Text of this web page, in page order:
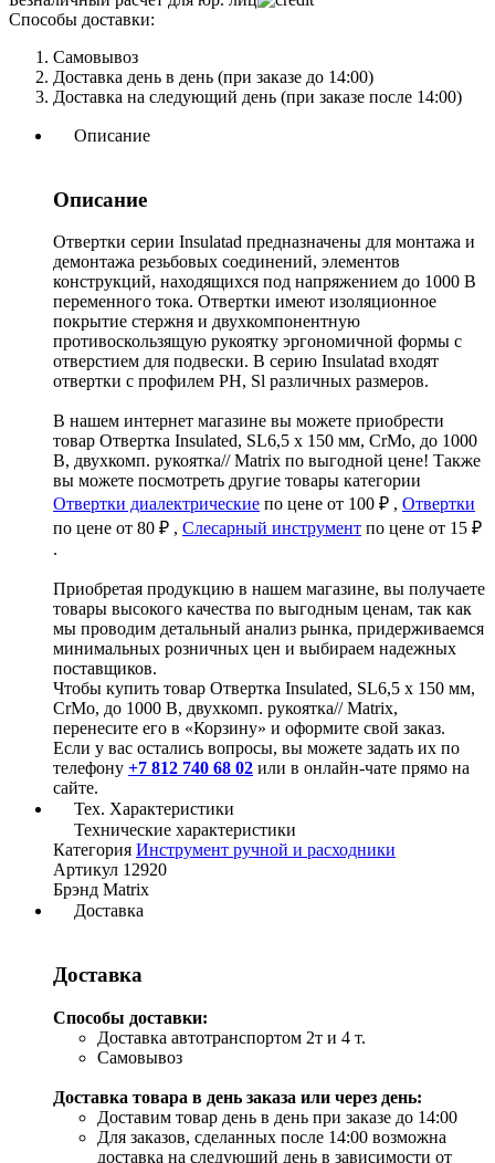
Способы доставки:
Самовывоз
Доставка день в день (при заказе до 14:00)
Доставка на следующий день (при заказе после 14:00)
Описание
Описание
Отвертки серии Insulatad предназначены для монтажа и
демонтажа резьбовых соединений, элементов
конструкций, находящихся под напряжением до 1000 В
переменного тока. Отвертки имеют изоляционное
покрытие стержня и двухкомпонентную
противоскользящую рукоятку эргономичной формы с
отверстием для подвески. В серию Insulatad входят
отвертки с профилем PH, Sl различных размеров.
В нашем интернет магазине вы можете приобрести
товар Отвертка Insulated, SL6,5 x 150 мм, CrMo, до 1000
В, двухкомп. рукоятка// Matrix по выгодной цене! Также
вы можете посмотреть другие товары категории
Отвертки диалектрические по цене от 100 ₽ , Отвертки
по цене от 80 ₽ , Слесарный инструмент по цене от 15 ₽
.
Приобретая продукцию в нашем магазине, вы получаете
товары высокого качества по выгодным ценам, так как
мы проводим детальный анализ рынка, придерживаемся
минимальных розничных цен и выбираем надежных
поставщиков.
Чтобы купить товар Отвертка Insulated, SL6,5 x 150 мм,
CrMo, до 1000 В, двухкомп. рукоятка// Matrix,
перенесите его в «Корзину» и оформите свой заказ.
Если у вас остались вопросы, вы можете задать их по
телефону +7 812 740 68 02 или в онлайн-чате прямо на
сайте.
Тех. Характеристики
Технические характеристики
Категория Инструмент ручной и расходники
Артикул 12920
Брэнд Matrix
Доставка
Доставка
Способы доставки:
Доставка автотранспортом 2т и 4 т.
Самовывоз
Доставка товара в день заказа или через день:
Доставим товар день в день при заказе до 14:00
Для заказов, сделанных после 14:00 возможна
доставка на следующий день в зависимости от